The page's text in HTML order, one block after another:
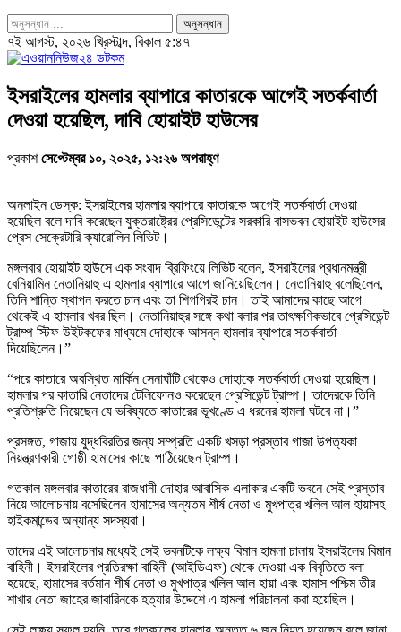
৭ই আগস্ট, ২০২৬ খ্রিস্টাব্দ, বিকাল ৫:৪৭
ইসরাইলের হামলার ব্যাপারে কাতারকে আগেই সতর্কবার্তা
দেওয়া হয়েছিল, দাবি হোয়াইট হাউসের
প্রকাশসেপ্টেম্বর ১০, ২০২৫, ১২:২৬ অপরাহ্ণ
অনলাইন ডেস্ক: ইসরাইলের হামলার ব্যাপারে কাতারকে আগেই সতর্কবার্তা দেওয়া
হয়েছিল বলে দাবি করেছেন যুক্তরাষ্ট্রের প্রেসিডেন্টের সরকারি বাসভবন হোয়াইট হাউসের
প্রেস সেক্রেটারি ক্যারোলিন লিভিট।
মঙ্গলবার হোয়াইট হাউসে এক সংবাদ ব্রিফিংয়ে লিভিট বলেন, ইসরাইলের প্রধানমন্ত্রী
বেনিয়ামিন নেতানিয়াহু এ হামলার ব্যাপারে আগে জানিয়েছিলেন। নেতানিয়াহু বলেছিলেন,
তিনি শান্তি স্থাপন করতে চান এবং তা শিগগিরই চান। তাই আমাদের কাছে আগে
থেকেই এ হামলার খবর ছিল। নেতানিয়াহুর সঙ্গে কথা বলার পর তাৎক্ষণিকভাবে প্রেসিডেন্ট
ট্রাম্প স্টিফ উইটকফের মাধ্যমে দোহাকে আসন্ন হামলার ব্যাপারে সতর্কবার্তা
দিয়েছিলেন।”
“পরে কাতারে অবস্থিত মার্কিন সেনাঘাঁটি থেকেও দোহাকে সতর্কবার্তা দেওয়া হয়েছিল।
হামলার পর কাতারি নেতাদের টেলিফোনও করেছেন প্রেসিডেন্ট ট্রাম্প। তাদেরকে তিনি
প্রতিশ্রুতি দিয়েছেন যে ভবিষ্যতে কাতারের ভূখণ্ডে এ ধরনের হামলা ঘটবে না।”
প্রসঙ্গত, গাজায় যুদ্ধবিরতির জন্য সম্প্রতি একটি খসড়া প্রস্তাব গাজা উপত্যকা
নিয়ন্ত্রণকারী গোষ্ঠী হামাসের কাছে পাঠিয়েছেন ট্রাম্প।
গতকাল মঙ্গলবার কাতারের রাজধানী দোহার আবাসিক এলাকার একটি ভবনে সেই প্রস্তাব
নিয়ে আলোচনায় বসেছিলেন হামাসের অন্যতম শীর্ষ নেতা ও মুখপাত্র খলিল আল হায়াসহ
হাইকমান্ডের অন্যান্য সদস্যরা।
তাদের এই আলোচনার মধ্যেই সেই ভবনটিকে লক্ষ্য বিমান হামলা চালায় ইসরাইলের বিমান
বাহিনী। ইসরাইলের প্রতিরক্ষা বাহিনী (আইডিএফ) থেকে দেওয়া এক বিবৃতিতে বলা
হয়েছে, হামাসের বর্তমান শীর্ষ নেতা ও মুখপাত্র খলিল আল হায়া এবং হামাস পশ্চিম তীর
শাখার নেতা জাহের জাবারিনকে হত্যার উদ্দেশে এ হামলা পরিচালনা করা হয়েছিল।